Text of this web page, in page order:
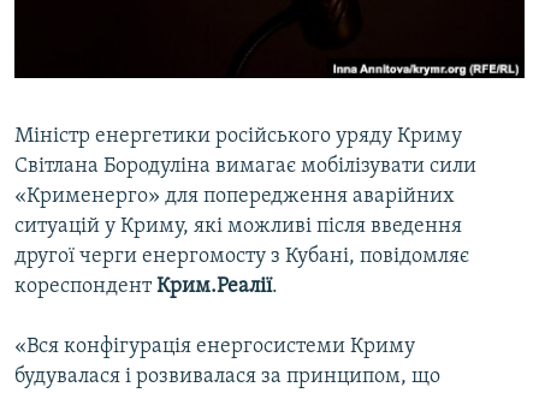
ІНФОГРАФІКА
Qırımtatar
ДОЛУЧАЙСЯ!
Усі сайти RFE/RL
Міністр енергетики російського уряду Криму
Світлана Бородуліна вимагає мобілізувати сили
«Крименерго» для попередження аварійних
ситуацій у Криму, які можливі після введення
другої черги енергомосту з Кубані, повідомляє
кореспондентКрим.Реалії.
«Вся конфігурація енергосистеми Криму
будувалася і розвивалася за принципом, що